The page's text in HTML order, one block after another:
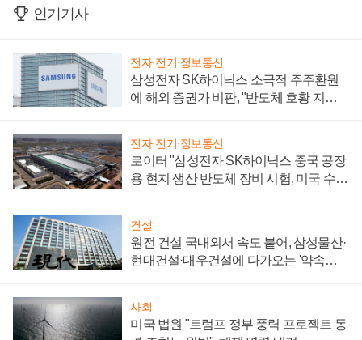
인기기사
전자·전기·정보통신
삼성전자 SK하이닉스 소극적 주주환원
에 해외 증권가 비판, "반도체 호황 지속
전자·전기·정보통신
로이터 "삼성전자 SK하이닉스 중국 공장
용 현지 생산 반도체 장비 시험, 미국 수출
건설
원전 건설 국내외서 속도 붙어, 삼성물산·
현대건설·대우건설에 다가오는 '약속의
사회
미국 법원 "트럼프 정부 풍력 프로젝트 동